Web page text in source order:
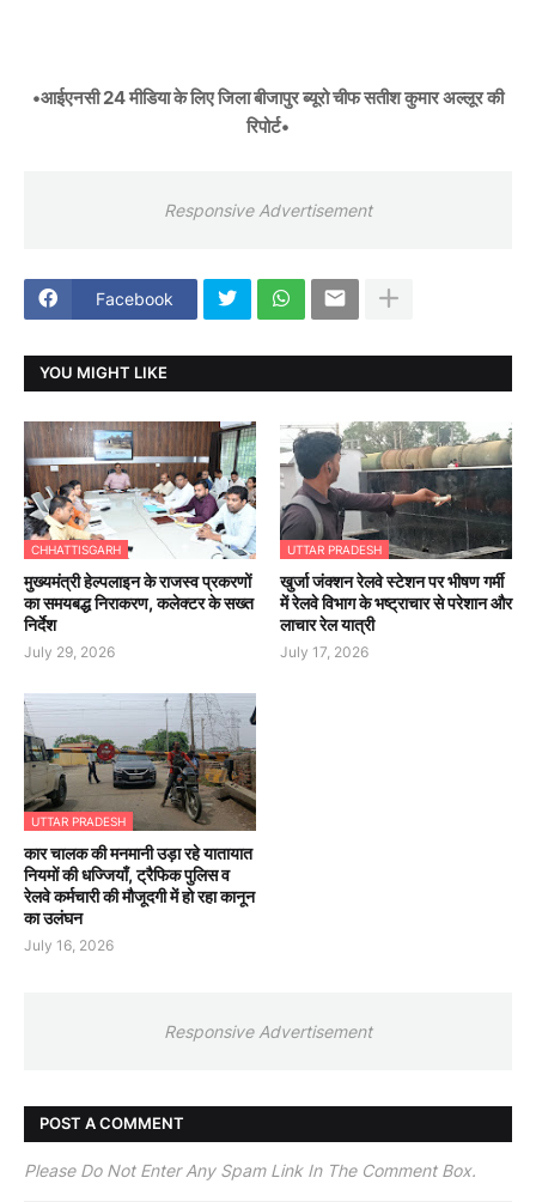
•आईएनसी 24 मीडिया के लिए जिला बीजापुर ब्यूरो चीफ सतीश कुमार अल्लूर की
रिपोर्ट•
Responsive Advertisement
Facebook
YOU MIGHT LIKE
CHHATTISGARH
मुख्यमंत्री हेल्पलाइन के राजस्व प्रकरणों
का समयबद्ध निराकरण, कलेक्टर के सख्त
निर्देश
July 29, 2026
UTTAR PRADESH
खुर्जा जंक्शन रेलवे स्टेशन पर भीषण गर्मी
में रेलवे विभाग के भष्ट्राचार से परेशान और
लाचार रेल यात्री
July 17, 2026
UTTAR PRADESH
कार चालक की मनमानी उड़ा रहे यातायात
नियमों की धज्जियाँ, ट्रैफिक पुलिस व
रेलवे कर्मचारी की मौजूदगी में हो रहा कानून
का उलंघन
July 16, 2026
Responsive Advertisement
POST A COMMENT
Please Do Not Enter Any Spam Link In The Comment Box.